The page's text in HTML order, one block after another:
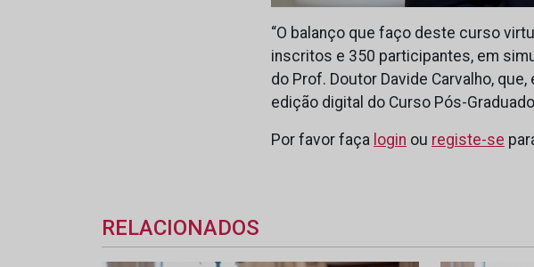
“O balanço que faço deste curso
inscritos e 350 participantes, em
do Prof. Doutor Davide Carvalho,
edição digital do Curso Pós-
Por favor faça login ou registe-se
RELACIONADOS